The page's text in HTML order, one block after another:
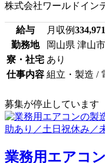
株式会社ワールドイン
給与 月収例334,971
勤務地
岡山県 津山市
寮・社宅 あり
仕事内容 組立・製造 /
募集が停止しています
業務用エアコ